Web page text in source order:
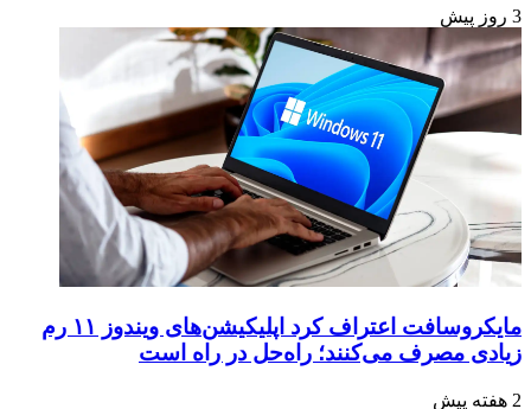
3 روز پیش
مایکروسافت اعتراف کرد اپلیکیشن‌های ویندوز ۱۱ رم
زیادی مصرف می‌کنند؛ راه‌حل در راه است
2 هفته پیش